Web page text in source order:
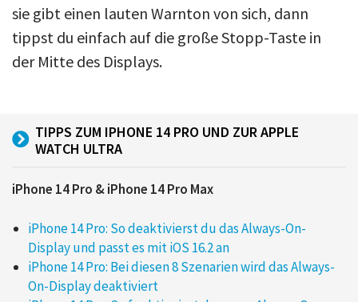
sie gibt einen lauten Warnton von sich, dann
tippst du einfach auf die große Stopp-Taste in
der Mitte des Displays.
TIPPS ZUM IPHONE 14 PRO UND ZUR APPLE
WATCH ULTRA
iPhone 14 Pro & iPhone 14 Pro Max
iPhone 14 Pro: So deaktivierst du das Always-On-
Display und passt es mit iOS 16.2 an
iPhone 14 Pro: Bei diesen 8 Szenarien wird das Always-
On-Display deaktiviert